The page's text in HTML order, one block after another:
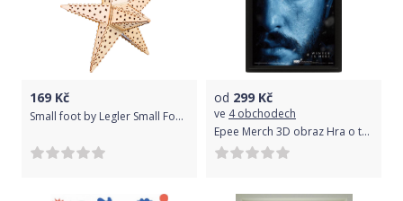
169 Kč
Small foot by Legler Small Foot Dřevěná svítící hvězda Nature
od 299 Kč
ve 4 obchodech
Epee Merch 3D obraz Hra o trůny